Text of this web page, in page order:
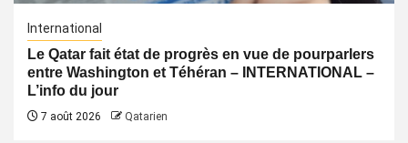
International
Le Qatar fait état de progrès en vue de pourparlers
entre Washington et Téhéran – INTERNATIONAL –
L’info du jour
7 août 2026 Qatarien